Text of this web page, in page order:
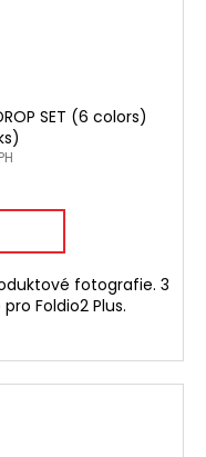
SET (6 colors)
fotografie. 3
Foldio2 Plus.